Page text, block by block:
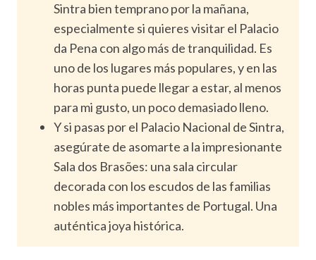
Sintra bien temprano por la mañana,
especialmente si quieres visitar el Palacio
da Pena con algo más de tranquilidad. Es
uno de los lugares más populares, y en las
horas punta puede llegar a estar, al menos
para mi gusto, un poco demasiado lleno.
Y si pasas por el Palacio Nacional de Sintra,
asegúrate de asomarte a la impresionante
Sala dos Brasões: una sala circular
decorada con los escudos de las familias
nobles más importantes de Portugal. Una
auténtica joya histórica.